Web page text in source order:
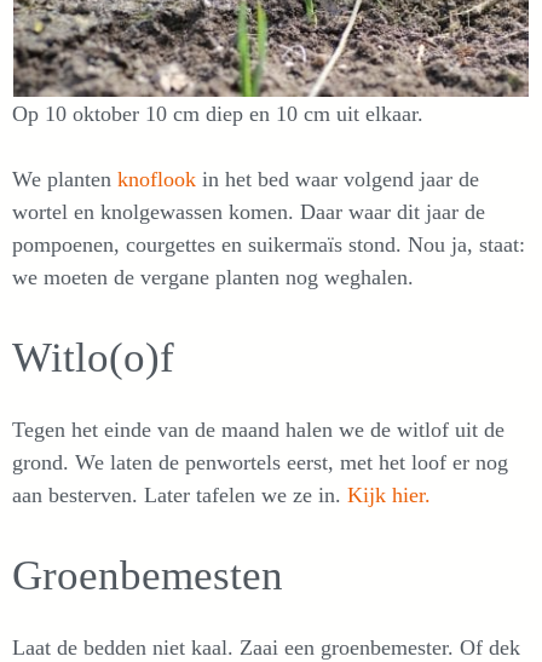
Op 10 oktober 10 cm diep en 10 cm uit elkaar.
We planten knoflook in het bed waar volgend jaar de
wortel en knolgewassen komen. Daar waar dit jaar de
pompoenen, courgettes en suikermaïs stond. Nou ja, staat:
we moeten de vergane planten nog weghalen.
Witlo(o)f
Tegen het einde van de maand halen we de witlof uit de
grond. We laten de penwortels eerst, met het loof er nog
aan besterven. Later tafelen we ze in. Kijk hier.
Groenbemesten
Laat de bedden niet kaal. Zaai een groenbemester. Of dek